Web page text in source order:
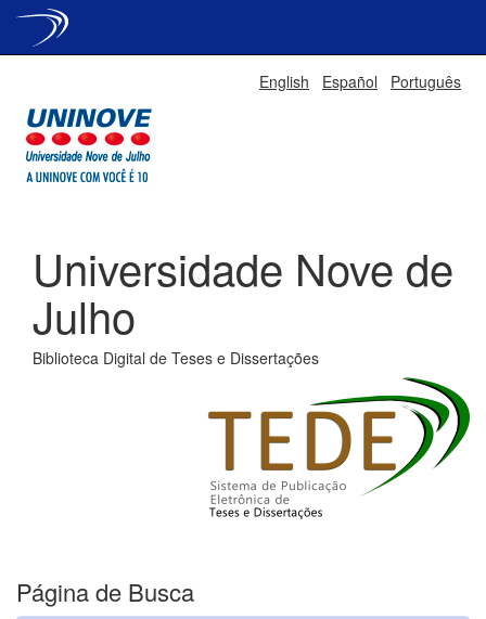
English Español Português
Universidade Nove de
Julho
Biblioteca Digital de Teses e Dissertações
Página de Busca